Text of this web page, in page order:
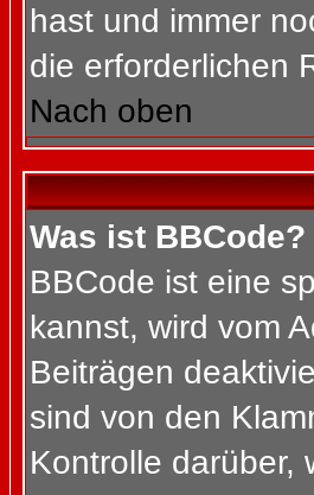
hast und immer
die erforderlichen
Nach oben
Was ist BBCode?
BBCode ist eine
kannst, wird vom
Beiträgen
sind von den
Kontrolle darüber,